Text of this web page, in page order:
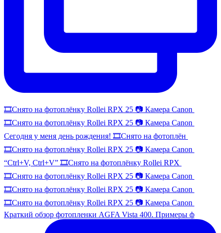
🎞️Снято на фотоплёнку Rollei RPX 25 📷 Камера Canon
🎞️Снято на фотоплёнку Rollei RPX 25 📷 Камера Canon
Сегодня у меня день рождения! 🎞️Снято на фотоплён
🎞️Снято на фотоплёнку Rollei RPX 25 📷 Камера Canon
“Ctrl+V, Ctrl+V” 🎞️Снято на фотоплёнку Rollei RPX
🎞️Снято на фотоплёнку Rollei RPX 25 📷 Камера Canon
🎞️Снято на фотоплёнку Rollei RPX 25 📷 Камера Canon
🎞️Снято на фотоплёнку Rollei RPX 25 📷 Камера Canon
Краткий обзор фотопленки AGFA Vista 400. Примеры ф